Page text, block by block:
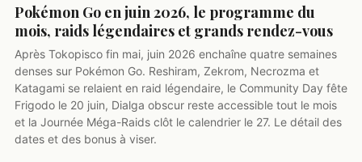
Pokémon Go en juin 2026, le programme du
mois, raids légendaires et grands rendez-vous
Après Tokopisco fin mai, juin 2026 enchaîne quatre semaines
denses sur Pokémon Go. Reshiram, Zekrom, Necrozma et
Katagami se relaient en raid légendaire, le Community Day fête
Frigodo le 20 juin, Dialga obscur reste accessible tout le mois
et la Journée Méga-Raids clôt le calendrier le 27. Le détail des
dates et des bonus à viser.